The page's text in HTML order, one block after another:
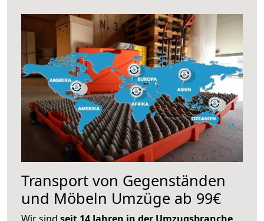
Transport von Gegenständen
und Möbeln Umzüge ab 99€